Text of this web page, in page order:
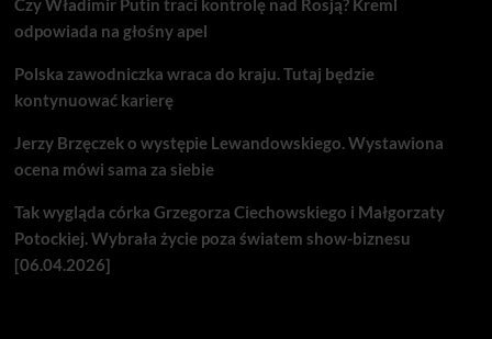
Czy Władimir Putin traci kontrolę nad Rosją? Kreml
odpowiada na głośny apel
Polska zawodniczka wraca do kraju. Tutaj będzie
kontynuować karierę
Jerzy Brzęczek o występie Lewandowskiego. Wystawiona
ocena mówi sama za siebie
Tak wygląda córka Grzegorza Ciechowskiego i Małgorzaty
Potockiej. Wybrała życie poza światem show-biznesu
[06.04.2026]